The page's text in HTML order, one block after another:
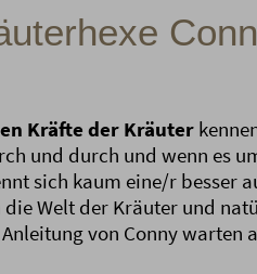
Kräfte der Kräuter
und durch und wenn es
sich kaum eine/r besser
Welt der Kräuter und
von Conny warten